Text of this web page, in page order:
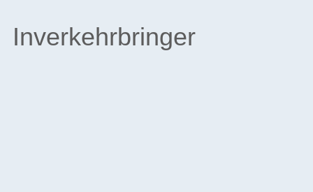
Inverkehrbringer